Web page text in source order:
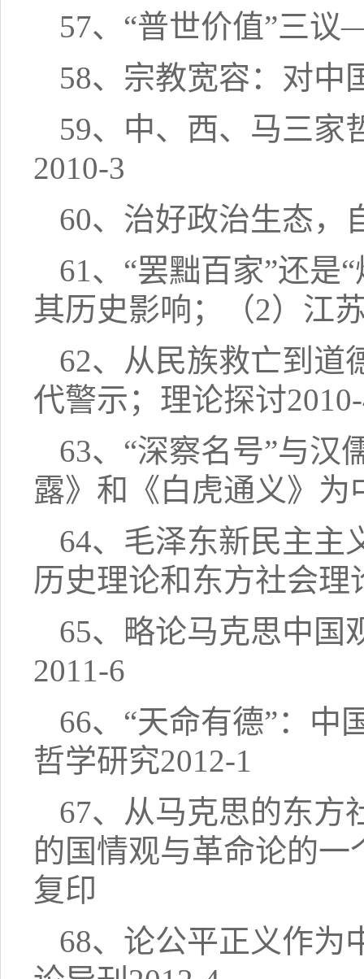
57、“普世价值”三
58、宗教宽容：对中
59、中、西、马三家
2010-3
60、治好政治生态，
61、“罢黜百家”还
其历史影响；（2）江
62、从民族救亡到
代警示；理论探讨
63、“深察名号”与
露》和《白虎通义》为
64、毛泽东新民主
历史理论和东方社会理
65、略论马克思中国
2011-6
66、“天命有德”：中
哲学研究2012-1
67、从马克思的东
的国情观与革命论的一
复印
68、论公平正义作为